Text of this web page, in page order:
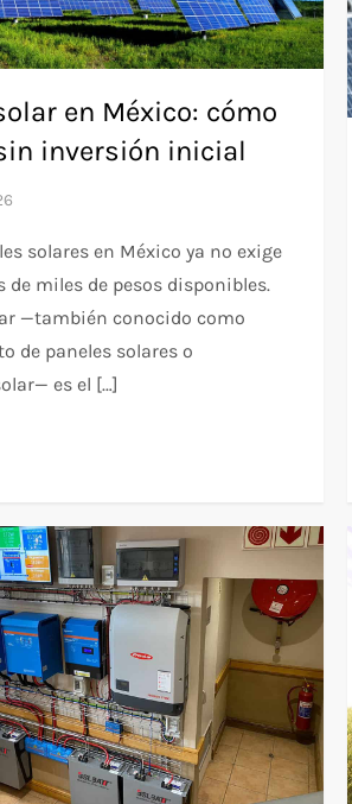
en México: cómo
inversión inicial
solares en México ya no exige
de miles de pesos disponibles.
—también conocido como
de paneles solares o
es el […]